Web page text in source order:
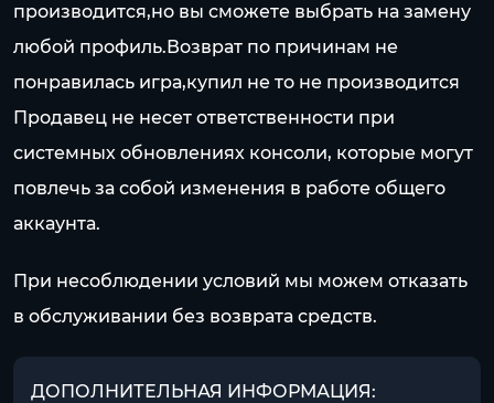
производится,но вы сможете выбрать на замену
любой профиль.Возврат по причинам не
понравилась игра,купил не то не производится
Продавец не несет ответственности при
системных обновлениях консоли, которые могут
повлечь за собой изменения в работе общего
аккаунта.
При несоблюдении условий мы можем отказать
в обслуживании без возврата средств.
ДОПОЛНИТЕЛЬНАЯ ИНФОРМАЦИЯ: